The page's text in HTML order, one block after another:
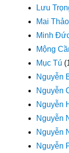
Lưu
Mai Thảo
Minh
Mộng
Mục Tú
Nguyễn
Nguyễn
Nguyễn
Nguyễn
Nguyễn
Nguyễn